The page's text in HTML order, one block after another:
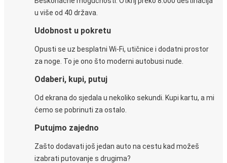
u više od 40 država.
Udobnost u pokretu
Opusti se uz besplatni Wi-Fi, utičnice i dodatni prostor
za noge. To je ono što moderni autobusi nude.
Odaberi, kupi, putuj
Od ekrana do sjedala u nekoliko sekundi. Kupi kartu, a mi
ćemo se pobrinuti za ostalo.
Putujmo zajedno
Zašto dodavati još jedan auto na cestu kad možeš
izabrati putovanje s drugima?